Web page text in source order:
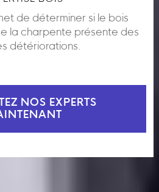
de déterminer si le bois
la charpente présente des
détériorations.
NOS EXPERTS